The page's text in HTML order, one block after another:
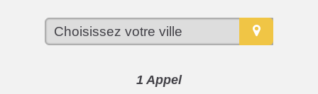
1 Appel